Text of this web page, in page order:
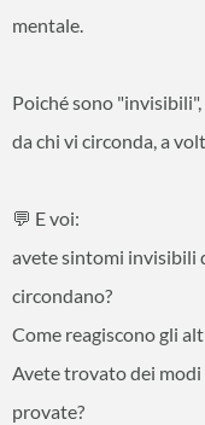
mentale.
Poiché sono
da chi vi circonda, a
💬 E voi:
avete sintomi invisibili
circondano?
Come reagiscono gli
Avete trovato dei modi
provate?